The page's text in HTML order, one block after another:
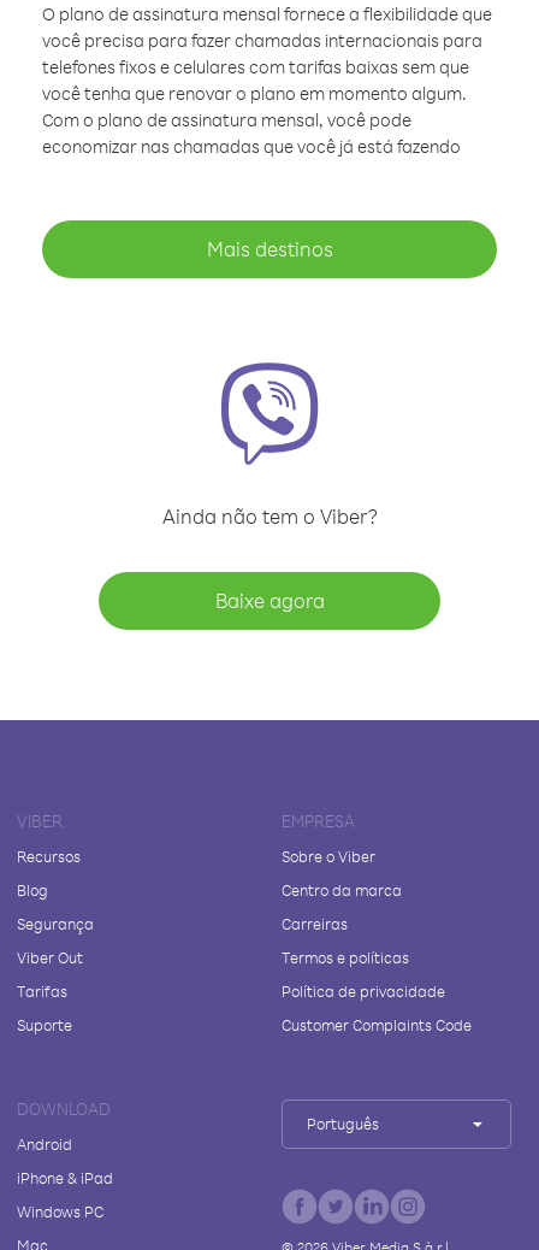
O plano de assinatura mensal fornece a flexibilidade que
você precisa para fazer chamadas internacionais para
telefones fixos e celulares com tarifas baixas sem que
você tenha que renovar o plano em momento algum.
Com o plano de assinatura mensal, você pode
economizar nas chamadas que você já está fazendo
Mais destinos
Ainda não tem o Viber?
Baixe agora
VIBER
Recursos
Blog
Segurança
Viber Out
Tarifas
Suporte
EMPRESA
Sobre o Viber
Centro da marca
Carreiras
Termos e políticas
Política de privacidade
Customer Complaints Code
DOWNLOAD
Android
iPhone & iPad
Windows PC
Mac
Português